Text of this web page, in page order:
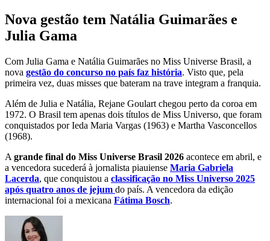
Nova gestão tem Natália Guimarães e
Julia Gama
Com Julia Gama e Natália Guimarães no Miss Universe Brasil, a
nova gestão do concurso no país faz história. Visto que, pela
primeira vez, duas misses que bateram na trave integram a franquia.
Além de Julia e Natália, Rejane Goulart chegou perto da coroa em
1972. O Brasil tem apenas dois títulos de Miss Universo, que foram
conquistados por Ieda Maria Vargas (1963) e Martha Vasconcellos
(1968).
A grande final do Miss Universe Brasil 2026 acontece em abril, e
a vencedora sucederá à jornalista piauiense Maria Gabriela
Lacerda, que conquistou a classificação no Miss Universo 2025
após quatro anos de jejum do país. A vencedora da edição
internacional foi a mexicana Fátima Bosch.